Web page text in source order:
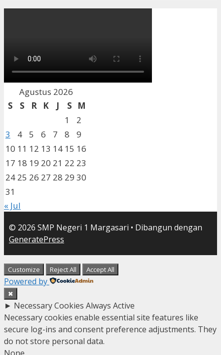
Agustus 2026
S
S R K J S
M
1
2
3
4 5 6 7 8
9
10 11 12 13 14 15 16
17 18 19 20 21 22 23
24 25 26 27 28 29 30
31
« Jul
© 2026 SMP Negeri 1 Margasari • Dibangun dengan
GeneratePress
Customize Reject All Accept All
Powered by
✖
► Necessary Cookies Always Active
Necessary cookies enable essential site features like
secure log-ins and consent preference adjustments. They
do not store personal data.